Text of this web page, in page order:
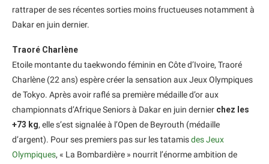
rattraper de ses récentes sorties moins fructueuses notamment à
Dakar en juin dernier.
Traoré Charlène
Etoile montante du taekwondo féminin en Côte d’Ivoire, Traoré
Charlène (22 ans) espère créer la sensation aux Jeux Olympiques
de Tokyo. Après avoir raflé sa première médaille d’or aux
championnats d’Afrique Seniors à Dakar en juin dernier chez les
+73 kg, elle s’est signalée à l’Open de Beyrouth (médaille
d’argent). Pour ses premiers pas sur les tatamisdes Jeux
Olympiques, « La Bombardière » nourrit l’énorme ambition de